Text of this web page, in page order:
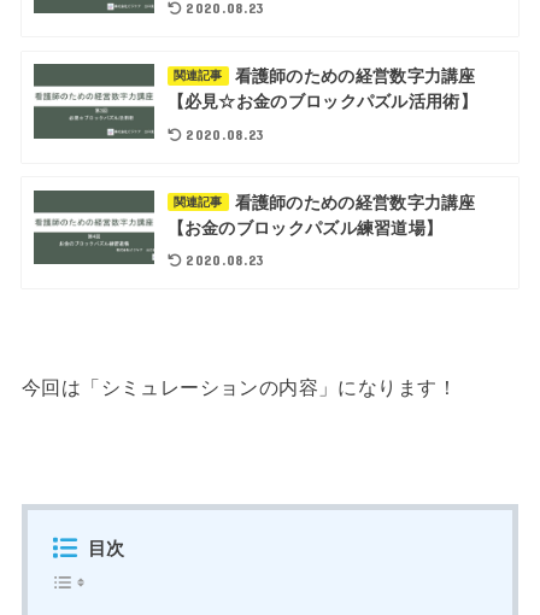
2020.08.23
関連記事
看護師のための経営数字力講座
【必見☆お金のブロックパズル活用術】
2020.08.23
関連記事
看護師のための経営数字力講座
【お金のブロックパズル練習道場】
2020.08.23
今回は「シミュレーションの内容」になります！
目次